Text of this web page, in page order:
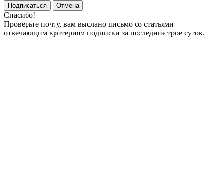
Подписаться
Отмена
Спасибо!
Проверьте почту, вам выслано письмо со статьями
отвечающим критериям подписки за последние трое суток.